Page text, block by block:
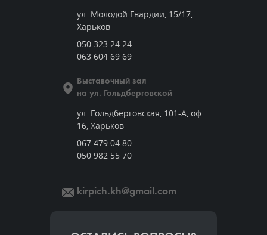
ул. Молодой Гвардии, 15/17,
Харьков
050 323 24 24
063 604 69 69
Выставочный зал
на ул. Гольдберговской
ул. Гольдберговская, 101-А, оф.
16, Харьков
067 479 04 80
050 982 55 70
kirpich.kh@gmail.com